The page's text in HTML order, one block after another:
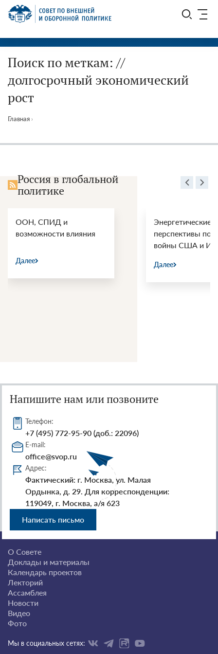
Перейти
СВОП
Поиск по меткам: //
долгосрочный экономический
рост
Главная ›
Россия в глобальной
политике
ООН, СПИД и
возможности влияния
Далее
Энергетические
перспективы
войны США и
Далее
Напишите нам или позвоните
Телефон:
+7 (495) 772-95-90 (доб.: 22096)
E-mail:
office@svop.ru
Адрес:
Фактический: г. Москва, ул. Малая
Ордынка, д. 29. Для корреспонденции:
119049, г. Москва, а/я 623
Написать письмо
О Совете
Доклады и материалы
Календарь проектов
Лекторий
Ассамблея
Новости
Видео
Фото
Мы в социальных сетях: